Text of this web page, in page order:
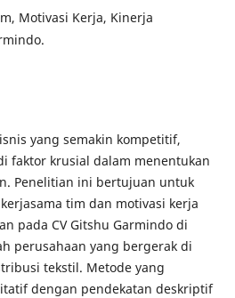
Motivasi Kerja, Kinerja
yang semakin kompetitif,
faktor krusial dalam menentukan
Penelitian ini bertujuan untuk
tim dan motivasi kerja
pada CV Gitshu Garmindo di
perusahaan yang bergerak di
tekstil. Metode yang
dengan pendekatan deskriptif